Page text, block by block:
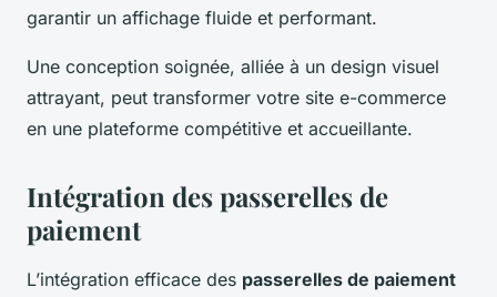
garantir un affichage fluide et performant.
Une conception soignée, alliée à un design visuel
attrayant, peut transformer votre site e-commerce
en une plateforme compétitive et accueillante.
Intégration des passerelles de
paiement
L’intégration efficace des passerelles de paiement